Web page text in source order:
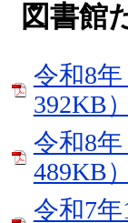
図書館
令和8
392KB）
令和8
489KB）
令和7